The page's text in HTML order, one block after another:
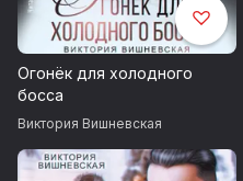
Огонёк для холодного
босса
Виктория Вишневская